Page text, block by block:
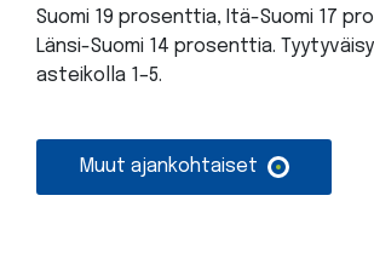
Suomi 19 prosenttia, Itä-Suomi 17
Länsi-Suomi 14 prosenttia.
asteikolla 1–5.
Muut ajankohtaiset